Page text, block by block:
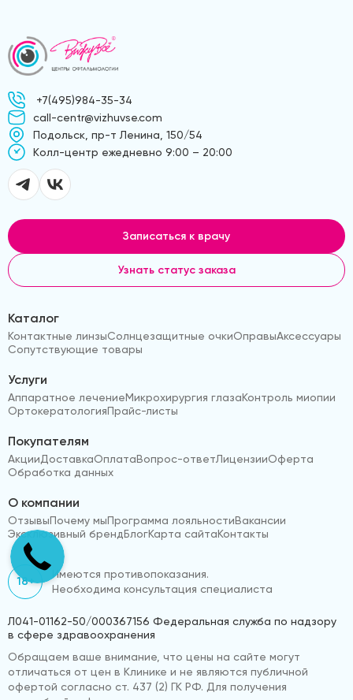
+7(495)984-35-34
call-centr@vizhuvse.com
Подольск, пр-т Ленина, 150/54
Kолл-центр ежедневно 9:00 – 20:00
Записаться к врачу
Узнать статус заказа
Каталог
Контактные линзыСолнцезащитные очкиОправыАксессуары
Сопутствующие товары
Услуги
Аппаратное лечениеМикрохирургия глазаКонтроль миопии
ОртокератологияПрайс-листы
Покупателям
АкцииДоставкаОплатаВопрос-ответЛицензииОферта
Обработка данных
О компании
ОтзывыПочему мыПрограмма лояльностиВакансии
Эксклюзивный брендБлогКарта сайтаКонтакты
18+
Имеются противопоказания.
Необходима консультация специалиста
Л041-01162-50/000367156 Федеральная служба по надзору
в сфере здравоохранения
Обращаем ваше внимание, что цены на сайте могут
отличаться от цен в Клинике и не являются публичной
офертой согласно ст. 437 (2) ГК РФ. Для получения